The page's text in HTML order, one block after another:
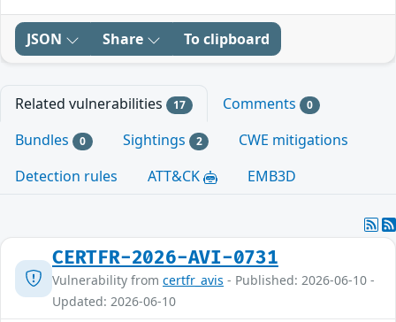
JSON Share To clipboard
Related vulnerabilities 17 Comments 0
Bundles 0 Sightings 2
CWE mitigations
Detection rules
ATT&CK EMB3D
CERTFR-2026-AVI-0731
Vulnerability from certfr_avis - Published: 2026-06-10 -
Updated: 2026-06-10